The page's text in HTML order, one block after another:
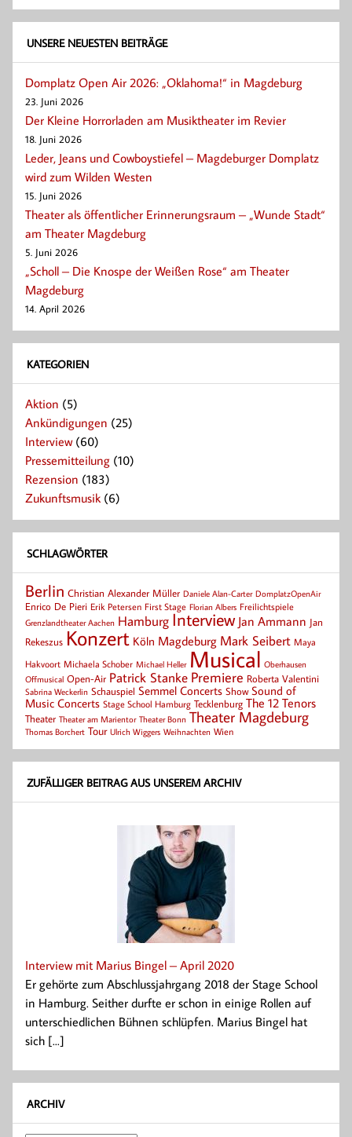
UNSERE NEUESTEN BEITRÄGE
Domplatz Open Air 2026: „Oklahoma!“ in Magdeburg
23. Juni 2026
Der Kleine Horrorladen am Musiktheater im Revier
18. Juni 2026
Leder, Jeans und Cowboystiefel – Magdeburger Domplatz
wird zum Wilden Westen
15. Juni 2026
Theater als öffentlicher Erinnerungsraum – „Wunde Stadt“
am Theater Magdeburg
5. Juni 2026
„Scholl – Die Knospe der Weißen Rose“ am Theater
Magdeburg
14. April 2026
KATEGORIEN
Aktion (5)
Ankündigungen (25)
Interview(60)
Pressemitteilung (10)
Rezension (183)
Zukunftsmusik(6)
SCHLAGWÖRTER
Berlin Christian Alexander Müller Daniele Alan-Carter DomplatzOpenAir
Enrico De Pieri Erik Petersen First Stage Florian Albers Freilichtspiele
Grenzlandtheater Aachen Hamburg Interview Jan Ammann Jan
Rekeszus Konzert Köln Magdeburg Mark Seibert Maya
Hakvoort Michaela Schober Michael Heller Musical Oberhausen
Offmusical Open-Air Patrick Stanke Premiere Roberta Valentini
Sabrina Weckerlin Schauspiel Semmel Concerts Show Sound of
Music Concerts Stage School Hamburg Tecklenburg The 12 Tenors
Theater Theater am Marientor Theater Bonn Theater Magdeburg
Thomas Borchert Tour Ulrich Wiggers Weihnachten Wien
ZUFÄLLIGER BEITRAG AUS UNSEREM ARCHIV
Interview mit Marius Bingel – April 2020
Er gehörte zum Abschlussjahrgang 2018 der Stage School
in Hamburg. Seither durfte er schon in einige Rollen auf
unterschiedlichen Bühnen schlüpfen. Marius Bingel hat
sich [...]
ARCHIV